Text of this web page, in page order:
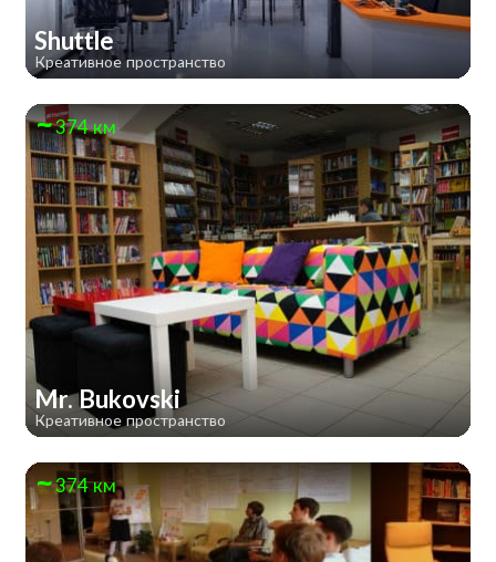
Shuttle
Креативное пространство
374 км
Mr. Bukovski
Креативное пространство
374 км